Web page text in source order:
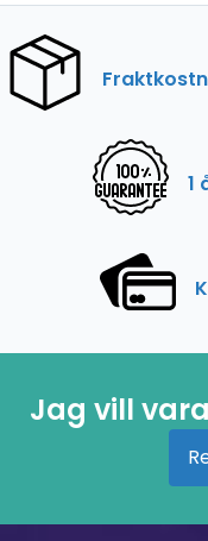
1
Jag vill